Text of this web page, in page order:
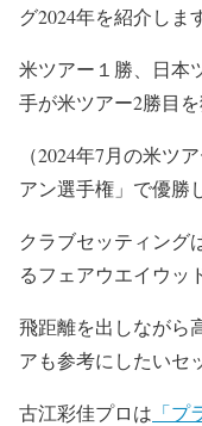
グ2024年を紹介しま
米ツアー１勝、日本
手が米ツアー2勝目
（2024年7月の米ツ
アン選手権」で優勝
クラブセッティング
るフェアウエイウッ
飛距離を出しながら
アも参考にしたいセ
古江彩佳プロは 「プ